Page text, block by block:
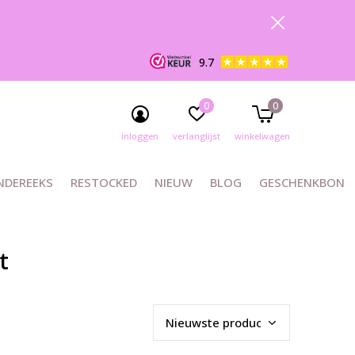
RESTOCKED NIEUW BLOG GESCHENKBON
inloggen verlanglijst
0
winkelwagen
0
9.7